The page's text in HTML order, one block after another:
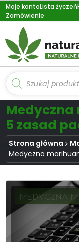
Przejdź
do
treści
Moje kontoLista życzeń
Zamówienie
Wyszukiwarka
produktów
5 zasad
Strona główna
Medyczna